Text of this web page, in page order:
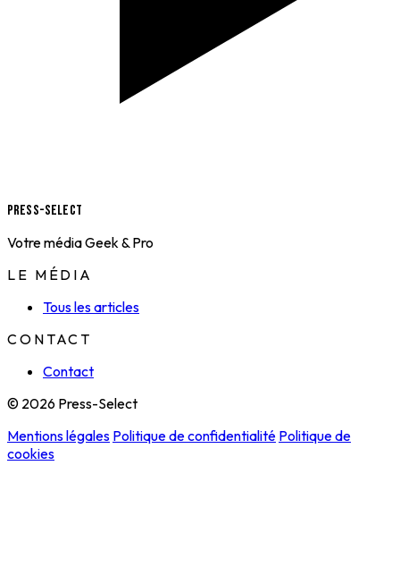
Press-Select
Votre média Geek & Pro
LE MÉDIA
Tous les articles
CONTACT
Contact
© 2026 Press-Select
Mentions légales Politique de confidentialité Politique de
cookies